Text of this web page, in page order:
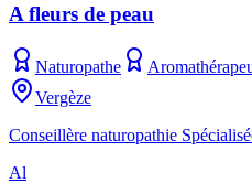
A fleurs de peau
Naturopathe
Vergèze
Conseillère naturopathie
Al